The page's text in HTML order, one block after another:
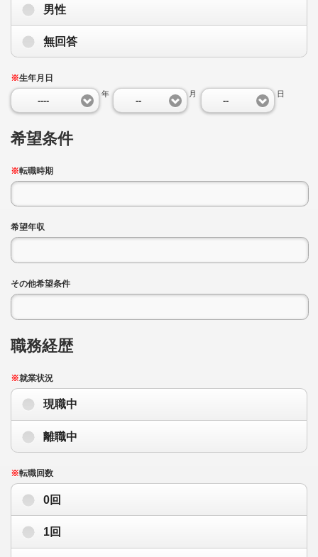
男性
無回答
※生年月日
----
年
--
月
--
日
希望条件
※転職時期
希望年収
その他希望条件
職務経歴
※就業状況
現職中
離職中
※転職回数
0回
1回